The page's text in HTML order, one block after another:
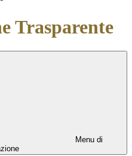
Trasparente
Menu di